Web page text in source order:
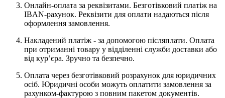
Онлайн-оплата за реквізитами. Безготівковий платіж на
IBAN-рахунок. Реквізити для оплати надаються після
оформлення замовлення.
Накладений платіж - за допомогою післяплати. Оплата
при отриманні товару у відділенні служби доставки або
від кур’єра. Зручно та безпечно.
Оплата через безготівковий розрахунок для юридичних
осіб. Юридичні особи можуть оплатити замовлення за
рахунком-фактурою з повним пакетом документів.